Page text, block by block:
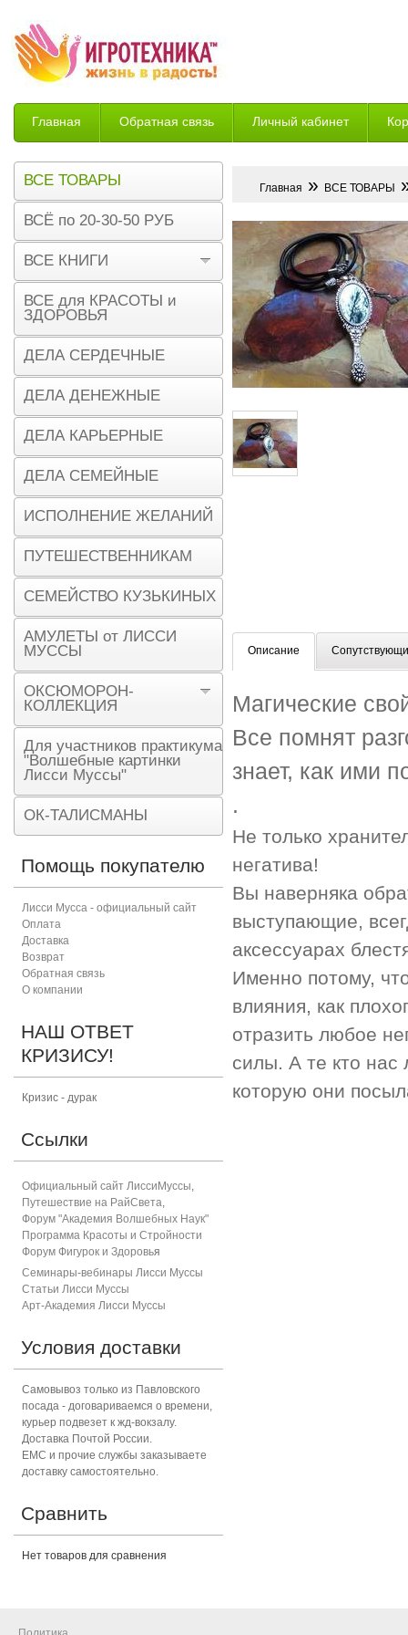
Главная Обратная связь Личный кабинет
Возврат
Главная » ВСЕ ТОВАРЫ
Описание
Магические
Все помнят
знает, как ими
.
Не только
негатива!
Вы наверняка
выступающие,
аксессуарах
Именно потому,
влияния, как
отразить любое
силы. А те кто нас
которую они
ВСЕ ТОВАРЫ
ВСЁ по 20-30-50 РУБ
ВСЕ КНИГИ
ВСЕ для КРАСОТЫ и
ЗДОРОВЬЯ
ДЕЛА СЕРДЕЧНЫЕ
ДЕЛА ДЕНЕЖНЫЕ
ДЕЛА КАРЬЕРНЫЕ
ДЕЛА СЕМЕЙНЫЕ
ИСПОЛНЕНИЕ ЖЕЛАНИЙ
ПУТЕШЕСТВЕННИКАМ
СЕМЕЙСТВО КУЗЬКИНЫХ
АМУЛЕТЫ от ЛИССИ
МУССЫ
ОКСЮМОРОН-
КОЛЛЕКЦИЯ
Для участников практикума
"Волшебные картинки
Лисси Муссы"
ОК-ТАЛИСМАНЫ
Помощь покупателю
Лисси Мусса - официальный сайт
Оплата
Доставка
Возврат
Обратная связь
О компании
НАШ ОТВЕТ
КРИЗИСУ!
Кризис - дурак
Ссылки
Официальный сайт ЛиссиМуссы,
Путешествие на РайСвета,
Форум "Академия Волшебных Наук"
Программа Красоты и Стройности
Форум Фигурок и Здоровья
Семинары-вебинары Лисси Муссы
Статьи Лисси Муссы
Арт-Академия Лисси Муссы
Условия доставки
Самовывоз только из Павловского
посада - договариваемся о времени,
курьер подвезет к жд-вокзалу.
Доставка Почтой России.
ЕМС и прочие службы заказываете
доставку самостоятельно.
Сравнить
Нет товаров для сравнения